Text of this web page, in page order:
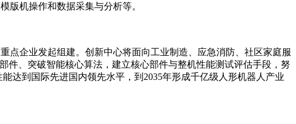
版机操作和数据采集与分析等。
企业发起组建。创新中心将面向工业制造、应急消防、社区家庭服
件、突破智能核心算法，建立核心部件与整机性能测试评估手段，努
达到国际先进国内领先水平，到2035年形成千亿级人形机器人产业